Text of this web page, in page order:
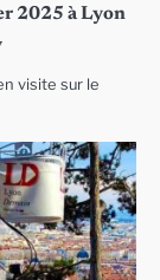
2025 à Lyon
visite sur le